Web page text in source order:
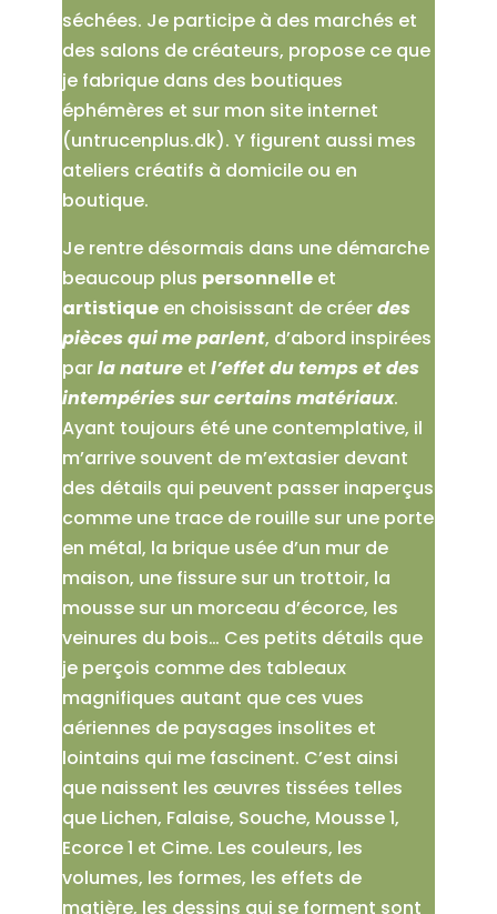
séchées. Je participe à des marchés et
des salons de créateurs, propose ce que
je fabrique dans des boutiques
éphémères et sur mon site internet
(untrucenplus.dk). Y figurent aussi mes
ateliers créatifs à domicile ou en
boutique.
Je rentre désormais dans une démarche
beaucoup plus personnelle et
artistique en choisissant de créerdes
pièces qui me parlent, d’abord inspirées
parla nature et l’effet du temps et des
intempéries sur certains matériaux.
Ayant toujours été une contemplative, il
m’arrive souvent de m’extasier devant
des détails qui peuvent passer inaperçus
comme une trace de rouille sur une porte
en métal, la brique usée d’un mur de
maison, une fissure sur un trottoir, la
mousse sur un morceau d’écorce, les
veinures du bois… Ces petits détails que
je perçois comme des tableaux
magnifiques autant que ces vues
aériennes de paysages insolites et
lointains qui me fascinent. C’est ainsi
que naissent les œuvres tissées telles
que Lichen, Falaise, Souche, Mousse 1,
Ecorce 1 et Cime. Les couleurs, les
volumes, les formes, les effets de
matière, les dessins qui se forment sont